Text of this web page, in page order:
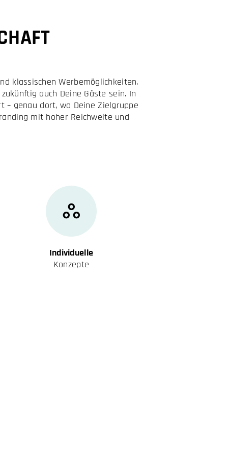
klassischen Werbemöglichkeiten.
auch Deine Gäste sein. In
– genau dort, wo Deine Zielgruppe
mit hoher Reichweite und
Individuelle
Konzepte